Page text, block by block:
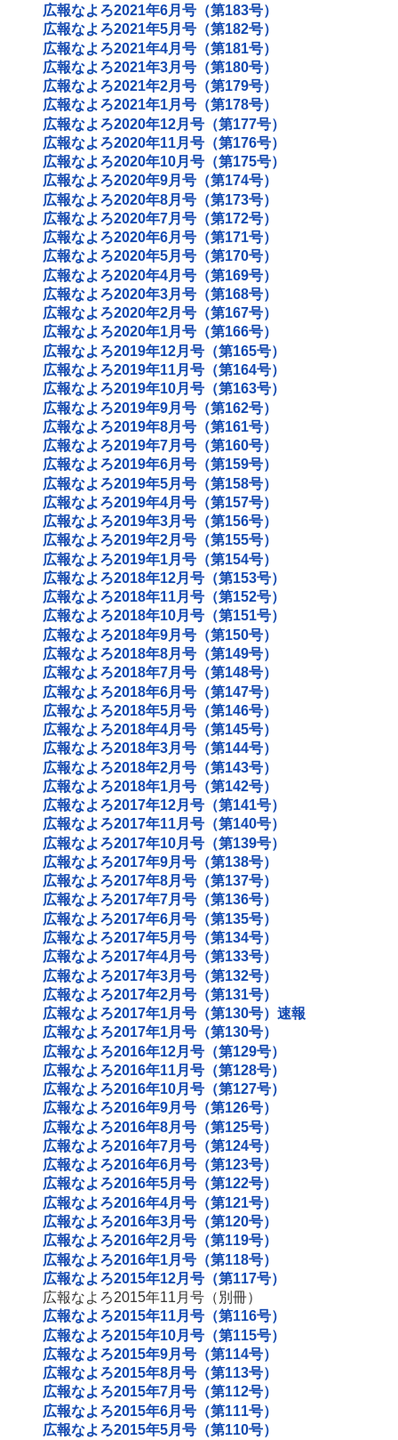
広報なよろ2021年6月号（第183号）
広報なよろ2021年5月号（第182号）
広報なよろ2021年4月号（第181号）
広報なよろ2021年3月号（第180号）
広報なよろ2021年2月号（第179号）
広報なよろ2021年1月号（第178号）
広報なよろ2020年12月号（第177号）
広報なよろ2020年11月号（第176号）
広報なよろ2020年10月号（第175号）
広報なよろ2020年9月号（第174号）
広報なよろ2020年8月号（第173号）
広報なよろ2020年7月号（第172号）
広報なよろ2020年6月号（第171号）
広報なよろ2020年5月号（第170号）
広報なよろ2020年4月号（第169号）
広報なよろ2020年3月号（第168号）
広報なよろ2020年2月号（第167号）
広報なよろ2020年1月号（第166号）
広報なよろ2019年12月号（第165号）
広報なよろ2019年11月号（第164号）
広報なよろ2019年10月号（第163号）
広報なよろ2019年9月号（第162号）
広報なよろ2019年8月号（第161号）
広報なよろ2019年7月号（第160号）
広報なよろ2019年6月号（第159号）
広報なよろ2019年5月号（第158号）
広報なよろ2019年4月号（第157号）
広報なよろ2019年3月号（第156号）
広報なよろ2019年2月号（第155号）
広報なよろ2019年1月号（第154号）
広報なよろ2018年12月号（第153号）
広報なよろ2018年11月号（第152号）
広報なよろ2018年10月号（第151号）
広報なよろ2018年9月号（第150号）
広報なよろ2018年8月号（第149号）
広報なよろ2018年7月号（第148号）
広報なよろ2018年6月号（第147号）
広報なよろ2018年5月号（第146号）
広報なよろ2018年4月号（第145号）
広報なよろ2018年3月号（第144号）
広報なよろ2018年2月号（第143号）
広報なよろ2018年1月号（第142号）
広報なよろ2017年12月号（第141号）
広報なよろ2017年11月号（第140号）
広報なよろ2017年10月号（第139号）
広報なよろ2017年9月号（第138号）
広報なよろ2017年8月号（第137号）
広報なよろ2017年7月号（第136号）
広報なよろ2017年6月号（第135号）
広報なよろ2017年5月号（第134号）
広報なよろ2017年4月号（第133号）
広報なよろ2017年3月号（第132号）
広報なよろ2017年2月号（第131号）
広報なよろ2017年1月号（第130号）速報
広報なよろ2017年1月号（第130号）
広報なよろ2016年12月号（第129号）
広報なよろ2016年11月号（第128号）
広報なよろ2016年10月号（第127号）
広報なよろ2016年9月号（第126号）
広報なよろ2016年8月号（第125号）
広報なよろ2016年7月号（第124号）
広報なよろ2016年6月号（第123号）
広報なよろ2016年5月号（第122号）
広報なよろ2016年4月号（第121号）
広報なよろ2016年3月号（第120号）
広報なよろ2016年2月号（第119号）
広報なよろ2016年1月号（第118号）
広報なよろ2015年12月号（第117号）
広報なよろ2015年11月号（別冊）
広報なよろ2015年11月号（第116号）
広報なよろ2015年10月号（第115号）
広報なよろ2015年9月号（第114号）
広報なよろ2015年8月号（第113号）
広報なよろ2015年7月号（第112号）
広報なよろ2015年6月号（第111号）
広報なよろ2015年5月号（第110号）